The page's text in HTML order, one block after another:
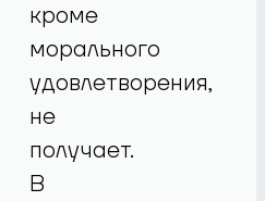
кроме
морального
удовлетворения,
не
получает.
В